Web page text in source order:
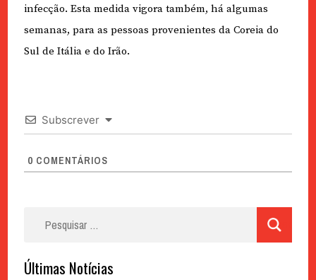
infecção. Esta medida vigora também, há algumas
semanas, para as pessoas provenientes da Coreia do
Sul de Itália e do Irão.
Subscrever
0 COMENTÁRIOS
Últimas Notícias